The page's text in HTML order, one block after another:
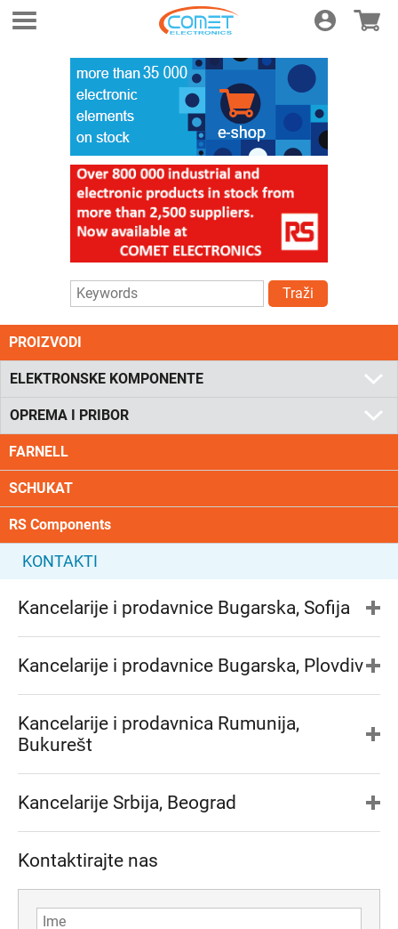
Login E-shop
Traži
PROIZVODI
ELEKTRONSKE KOMPONENTE
OPREMA I PRIBOR
FARNELL
SCHUKAT
RS Components
KONTAKTI
Kancelarije i prodavnice Bugarska, Sofija
Kancelarije i prodavnice Bugarska, Plovdiv
Kancelarije i prodavnica Rumunija,
Bukurešt
Kancelarije Srbija, Beograd
Kontaktirajte nas